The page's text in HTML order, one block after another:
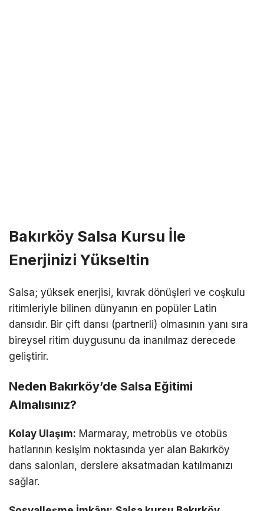
Bakırköy Salsa Kursu İle
Enerjinizi Yükseltin
Salsa; yüksek enerjisi, kıvrak dönüşleri ve coşkulu
ritimleriyle bilinen dünyanın en popüler Latin
dansıdır. Bir çift dansı (partnerli) olmasının yanı sıra
bireysel ritim duygusunu da inanılmaz derecede
geliştirir.
Neden Bakırköy’de Salsa Eğitimi
Almalısınız?
Kolay Ulaşım: Marmaray, metrobüs ve otobüs
hatlarının kesişim noktasında yer alan Bakırköy
dans salonları, derslere aksatmadan katılmanızı
sağlar.